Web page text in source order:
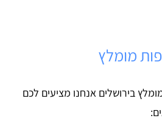
מומלץ
בירושלים אנחנו מציעים לכם